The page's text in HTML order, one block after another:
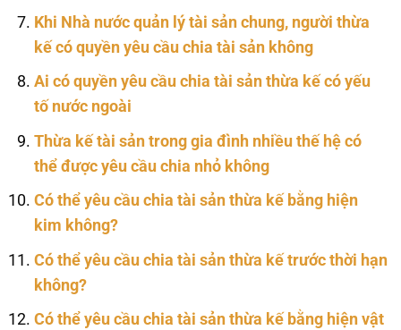
Khi Nhà nước quản lý tài sản chung, người thừa
kế có quyền yêu cầu chia tài sản không
Ai có quyền yêu cầu chia tài sản thừa kế có yếu
tố nước ngoài
Thừa kế tài sản trong gia đình nhiều thế hệ có
thể được yêu cầu chia nhỏ không
Có thể yêu cầu chia tài sản thừa kế bằng hiện
kim không?
Có thể yêu cầu chia tài sản thừa kế trước thời hạn
không?
Có thể yêu cầu chia tài sản thừa kế bằng hiện vật